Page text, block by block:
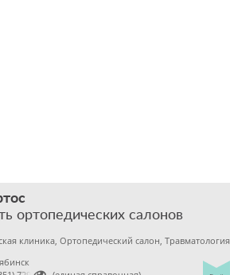
ортопедических салонов
клиника, Ортопедический салон, Травматология